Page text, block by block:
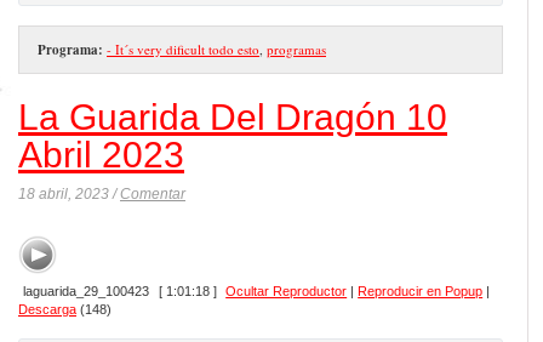
Programa: - It´s very dificult todo esto, programas
La Guarida Del Dragón 10
Abril 2023
18 abril, 2023 /Comentar
laguarida_29_100423 [ 1:01:18 ] Ocultar Reproductor |Reproducir en Popup |
Descarga (148)